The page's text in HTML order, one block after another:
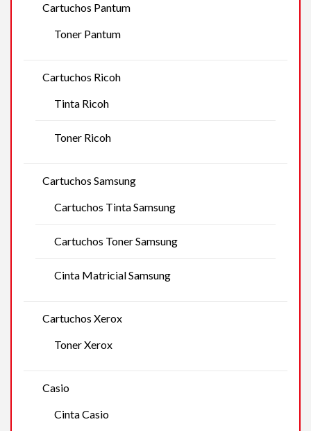
Cartuchos Pantum
Toner Pantum
Cartuchos Ricoh
Tinta Ricoh
Toner Ricoh
Cartuchos Samsung
Cartuchos Tinta Samsung
Cartuchos Toner Samsung
Cinta Matricial Samsung
Cartuchos Xerox
Toner Xerox
Casio
Cinta Casio